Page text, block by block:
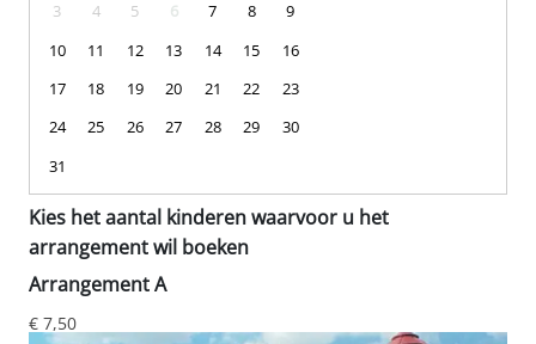
3
4 5 6 7 8
9
10
11 12 13 14 15
16
17
18 19 20 21 22
23
24
25 26 27 28 29
30
31
Kies het aantal kinderen waarvoor u het
arrangement wil boeken
Arrangement A
€ 7,50